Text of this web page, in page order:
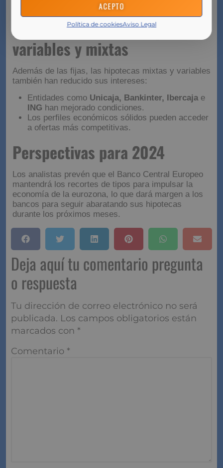
ACEPTO
Política de cookiesAviso Legal
Rebajas también en hipotecas
variables y mixtas
Además de las fijas, las hipotecas mixtas y variables
también han reducido sus intereses:
Entidades como Unicaja, Bankinter, Ibercajae
ING han mejorado condiciones.
Los perfiles económicos sólidos pueden acceder
a ofertas más competitivas.
Perspectivas para 2024
Los analistas prevén que el Banco Central Europeo
mantendrá los recortes de tipos para impulsar la
economía de la eurozona, lo que dará margen a los
bancos para seguir abaratando sus hipotecas
durante los próximos meses.
Deja aquí tu comentario pregunta
o respuesta
Tu dirección de correo electrónico no será
publicada. Los campos obligatorios están
marcados con *
Comentario *